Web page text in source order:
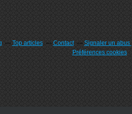
Top articles Contact Signaler un abus
Préférences cookies